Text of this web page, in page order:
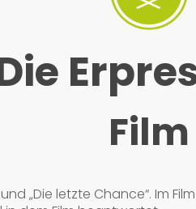
Film
„Die letzte Chance“. Im